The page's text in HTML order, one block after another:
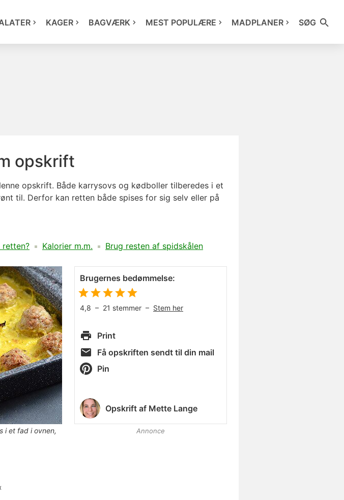
KAGER BAGVÆRK MEST POPULÆRE MADPLANER SØG
opskrift
opskrift. Både karrysovs og kødboller tilberedes i et
til. Derfor kan retten både spises for sig selv eller på
retten? Kalorier m.m. Brug resten af spidskålen
i et fad i ovnen,
Brugernes bedømmelse:
4,8 – 21 stemmer – Stem her
Print
Få opskriften sendt til din mail
Pin
Opskrift af Mette Lange
Annonce